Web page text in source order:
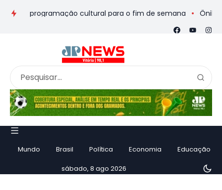
e programação cultural para o fim de semana Ônibus de
Mundo Brasil Política Economia Educação
sábado, 8 ago 2026